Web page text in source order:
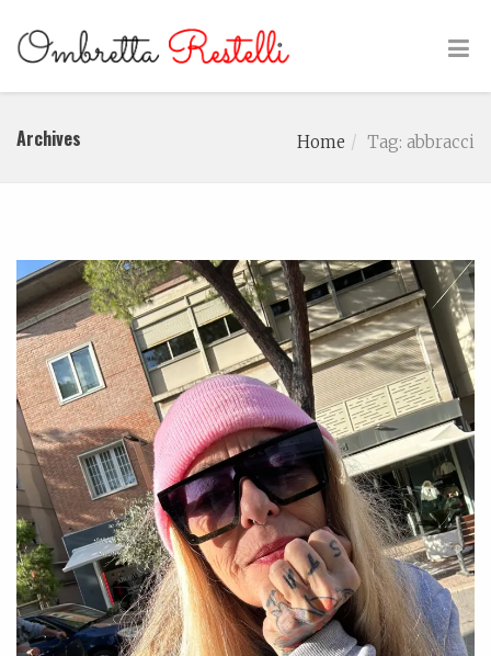
Archives Home Tag: abbracci